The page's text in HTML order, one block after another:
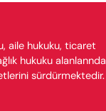
aile hukuku, ticaret
hukuku alanlannda
sürdürmektedir.